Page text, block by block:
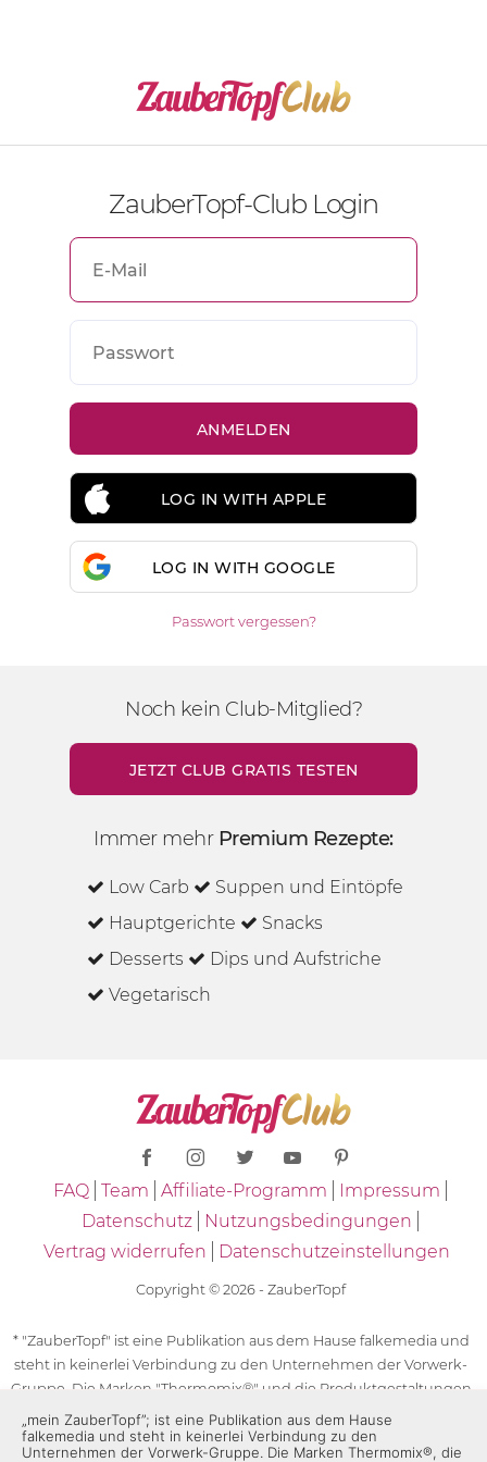
ZauberTopf-Club Login
LOG IN WITH APPLE
LOG IN WITH GOOGLE
Passwort vergessen?
Noch kein Club-Mitglied?
JETZT CLUB GRATIS TESTEN
Immer mehr Premium Rezepte:
Low Carb
Suppen und Eintöpfe
Hauptgerichte
Snacks
Desserts
Dips und Aufstriche
Vegetarisch
FAQ Team Affiliate-Programm
Impressum
Datenschutz
Nutzungsbedingungen
Vertrag widerrufen
Datenschutzeinstellungen
Copyright © 2026 - ZauberTopf
* "ZauberTopf" ist eine Publikation aus dem Hause falkemedia und
steht in keinerlei Verbindung zu den Unternehmen der Vorwerk-
Gruppe. Die Marken "Thermomix®" und die Produktgestaltungen
des "Thermomix®" sind eingetragene Marken der Unternehmen
der Vorwerk-Gruppe. Die Marken Thermomix®, die Zeichen TM5®,
„mein ZauberTopf”; ist eine Publikation aus dem Hause
falkemedia und steht in keinerlei Verbindung zu den
Unternehmen der Vorwerk-Gruppe. Die Marken Thermomix®, die